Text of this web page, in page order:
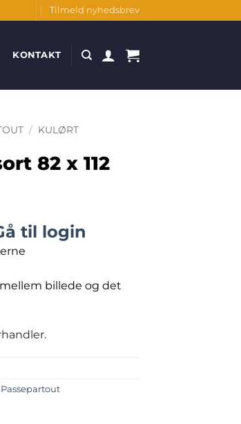
Tilmeld nyhedsbrev
KONTAKT
/ KULØRT
82 x 112
til login
billede og det
Passepartout